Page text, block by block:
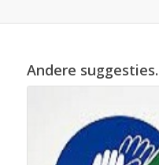
Andere